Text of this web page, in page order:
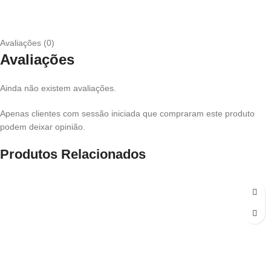
Avaliações (0)
Avaliações
Ainda não existem avaliações.
Apenas clientes com sessão iniciada que compraram este produto
podem deixar opinião.
Produtos Relacionados